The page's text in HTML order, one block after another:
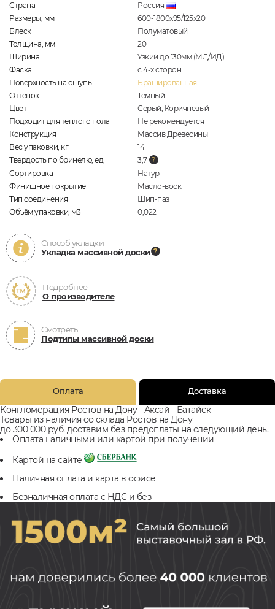
Страна
Россия
Размеры, мм
600-1800x95/125x20
Блеск
Полуматовый
Толщина, мм
20
Ширина
Узкий до 130мм (МД/ИД)
Фаска
с 4-х сторон
Поверхность на ощупь
Брашированная
Оттенок
Тёмный
Цвет
Серый, Коричневый
Подходит для теплого пола
Не рекомендуется
Конструкция
Массив Древесины
Вес упаковки, кг
14
Твердость по бринелю, ед
3,7
Сортировка
Натур
Финишное покрытие
Масло-воск
Тип соединения
Шип-паз
Объём упаковки, м3
0,022
Способ укладки
Укладка массивной доски
Подробнее
О производителе
Смотреть
Подтипы массивной доски
Оплата Доставка
Конгломерация Ростов на Дону - Аксай - Батайск
Товары из наличия со склада Ростов на Дону
до 300 000 руб. доставим без предоплаты на следующий день.
Оплата наличными или картой при получении
Картой на сайте
Наличная оплата и карта в офисе
Безналичная оплата с НДС и без